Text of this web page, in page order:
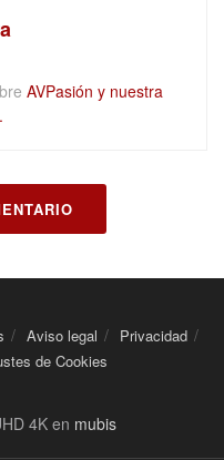
AVPasión y nuestra
Aviso legal
Privacidad
de Cookies
4K en mubis